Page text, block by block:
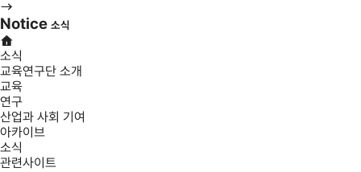
Notice 소식
소식
교육연구단 소개
교육
연구
산업과 사회 기여
아카이브
소식
관련사이트